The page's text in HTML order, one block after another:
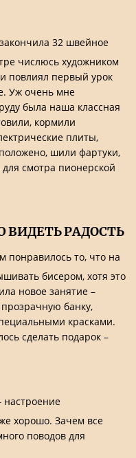
32 швейное
числюсь художником
повлиял первый урок
Уж очень мне
была наша классная
кормили
плиты,
шили фартуки,
смотра пионерской
РАДОСТЬ
понравилось то, что на
бисером, хотя это
новое занятие –
банку,
красками.
сделать подарок –
настроение
хорошо. Зачем все
поводов для